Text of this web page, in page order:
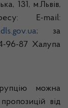
131, м.Львів,
E-mail:
; за
96-87 Халупа
можна
від